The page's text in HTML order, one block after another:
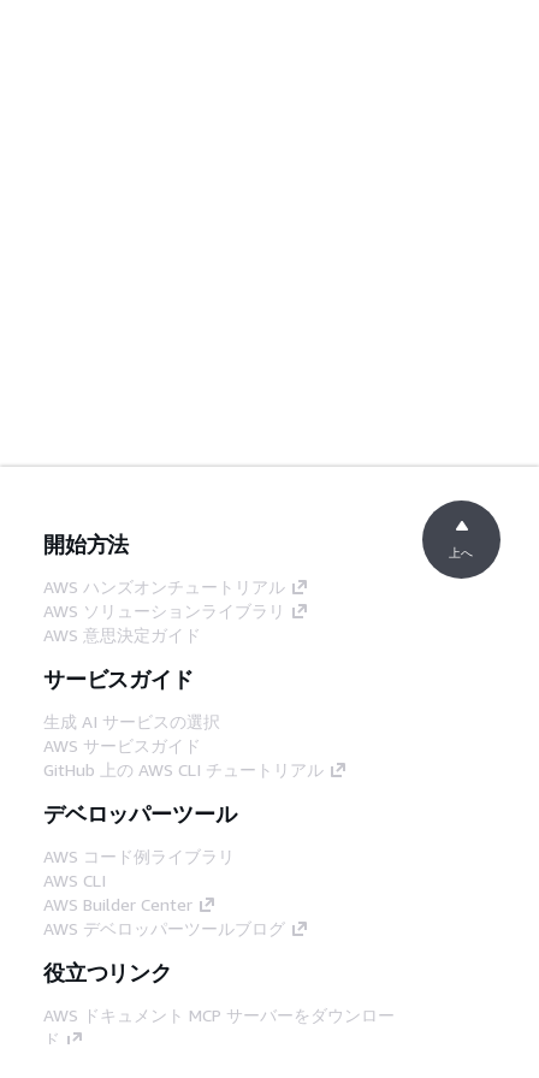
開始方法
AWS ハンズオンチュートリアル
AWS ソリューションライブラリ
AWS 意思決定ガイド
サービスガイド
生成 AI サービスの選択
AWS サービスガイド
GitHub 上の AWS CLI チュートリアル
デベロッパーツール
AWS コード例ライブラリ
AWS CLI
AWS Builder Center
AWS デベロッパーツールブログ
役立つリンク
AWS ドキュメント MCP サーバーをダウンロー
ド
上へ